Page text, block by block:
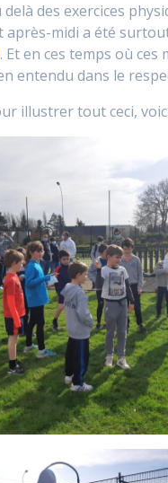
delà des exercices
après-midi a été
. Et en ces temps où
entendu dans le
illustrer tout ceci,